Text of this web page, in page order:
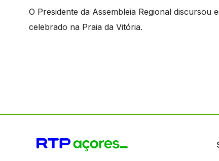
O Presidente da Assembleia Regional discursou
celebrado na Praia da Vitória.